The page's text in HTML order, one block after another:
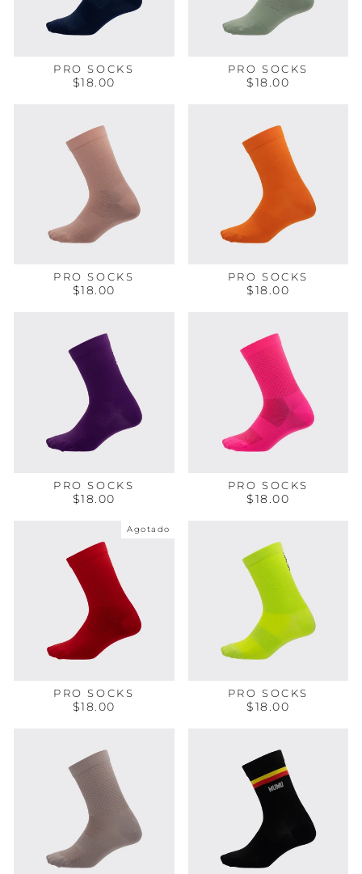
PRO SOCKS
$18.00
PRO SOCKS
$18.00
PRO SOCKS
$18.00
PRO SOCKS
$18.00
PRO SOCKS
$18.00
PRO SOCKS
$18.00
Agotado
PRO SOCKS
$18.00
PRO SOCKS
$18.00